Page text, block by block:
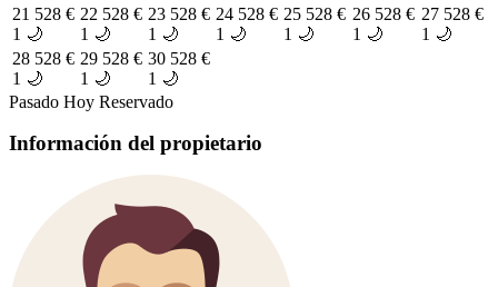
21 528 €
1 🌙
22 528 €
1 🌙
23 528 €
1 🌙
24 528 €
1 🌙
25 528 €
1 🌙
26 528 €
1 🌙
27 528 €
1 🌙
28 528 €
1 🌙
29 528 €
1 🌙
30 528 €
1 🌙
Pasado Hoy Reservado
Información del propietario